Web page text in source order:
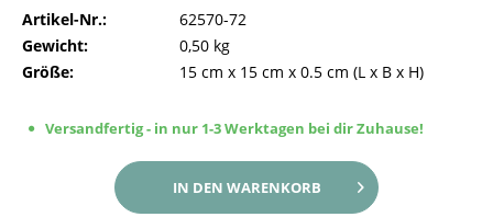
Artikel-Nr.:
62570-72
Gewicht:
0,50 kg
Größe:
15 cm x 15 cm x 0.5 cm (L x B x H)
Versandfertig - in nur 1-3 Werktagen bei dir Zuhause!
IN DEN WARENKORB